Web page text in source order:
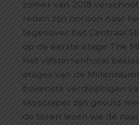
zomer van 2018
reden zijn horizon naar
tegenover het Centraal
op de eerste etage The
Het vijfsterrenhotel
etages van de
bovenste verdiepingen
skyscraper zijn gevuld
de toren lezen we de